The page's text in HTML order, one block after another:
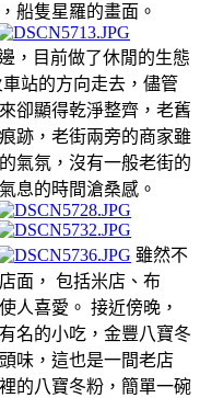
船隻星羅的畫面。
，目前做了休閒的生態
站的方向走去，儘管
卻顯得乾淨整齊，老舊
跡，老街兩旁的商家雖
氣氛，沒有一般老街的
息的時間滄桑感。
雖然不
面， 包括米店、布
人喜愛。 接近傍晚，
名的小吃，金豐八寶冬
味，這也是一間老店
的八寶冬粉，簡單一碗